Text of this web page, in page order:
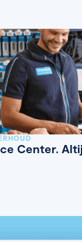
Center.